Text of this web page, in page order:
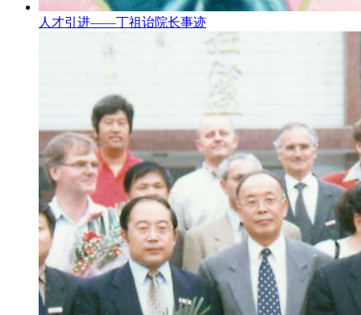
人才引进——丁祖诒院长事迹